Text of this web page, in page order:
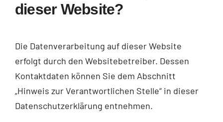
dieser Website?
Die Datenverarbeitung auf dieser Website
erfolgt durch den Websitebetreiber. Dessen
Kontaktdaten können Sie dem Abschnitt
„Hinweis zur Verantwortlichen Stelle“ in dieser
Datenschutzerklärung entnehmen.